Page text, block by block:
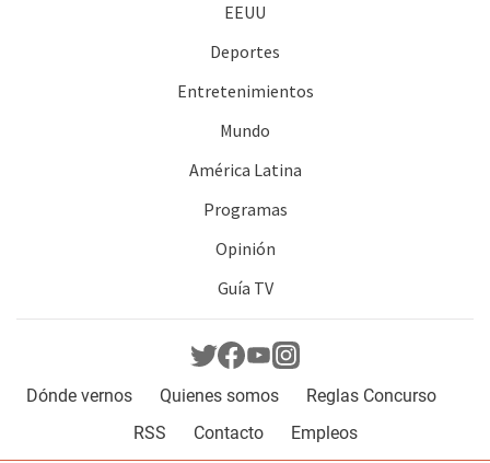
EEUU
Deportes
Entretenimientos
Mundo
América Latina
Programas
Opinión
Guía TV
Dónde vernos Quienes somos
Reglas Concurso
RSS
Contacto Empleos